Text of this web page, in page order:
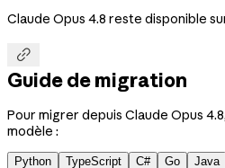
Claude Opus 4.8 reste disponible

Guide de migration
Pour migrer depuis Claude Opus
modèle :
Python TypeScript C# Go Java